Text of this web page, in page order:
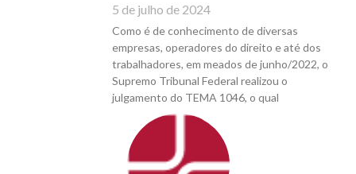
5 de julho de 2024
Como é de conhecimento de diversas
empresas, operadores do direito e até dos
trabalhadores, em meados de junho/2022, o
Supremo Tribunal Federal realizou o
julgamento do TEMA 1046, o qual